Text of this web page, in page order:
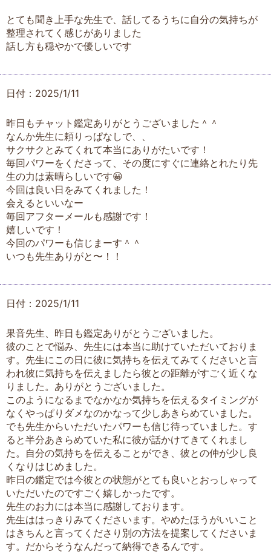
とても聞き上手な先生で、話してるうちに自分の気持ちが
整理されてく感じがありました
話し方も穏やかで優しいです
日付：2025/1/11
昨日もチャット鑑定ありがとうございました＾＾
なんか先生に頼りっぱなしで、、
サクサクとみてくれて本当にありがたいです！
毎回パワーをくださって、その度にすぐに連絡とれたり先
生の力は素晴らしいです😀
今回は良い日をみてくれました！
会えるといいなー
毎回アフターメールも感謝です！
嬉しいです！
今回のパワーも信じまーす＾＾
いつも先生ありがと〜！！
日付：2025/1/11
果音先生、昨日も鑑定ありがとうございました。
彼のことで悩み、先生には本当に助けていただいておりま
す。先生にこの日に彼に気持ちを伝えてみてくださいと言
われ彼に気持ちを伝えましたら彼との距離がすごく近くな
りました。ありがとうございました。
このようになるまでなかなか気持ちを伝えるタイミングが
なくやっぱりダメなのかなって少しあきらめていました。
でも先生からいただいたパワーも信じ待っていました。す
ると半分あきらめていた私に彼が話かけてきてくれまし
た。自分の気持ちを伝えることができ、彼との仲が少し良
くなりはじめました。
昨日の鑑定では今彼との状態がとても良いとおっしゃって
いただいたのですごく嬉しかったです。
先生のお力には本当に感謝しております。
先生ははっきりみてくださいます。やめたほうがいいこと
はきちんと言ってくださり別の方法を提案してくださいま
す。だからそうなんだって納得できるんです。